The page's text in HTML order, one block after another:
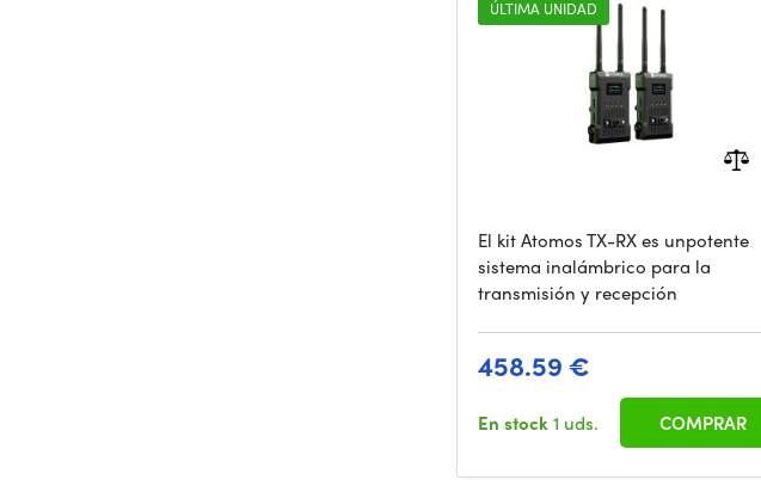
ÚLTIMA UNIDAD
El kit Atomos TX-RX es unpotente
sistema inalámbrico para la
transmisión y recepción
458.59 €
En stock1 uds. COMPRAR